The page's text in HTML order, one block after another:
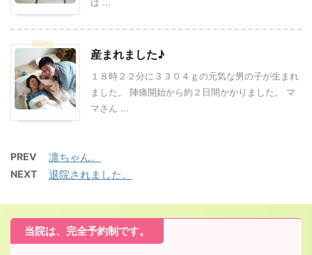
産まれました♪
１８時２２分に３３０４ｇの元気な男の子が生まれ
ました。 陣痛開始から約２日間かかりました。 マ
マさん ...
PREV 凛ちゃん。
NEXT 退院されました。
当院は、完全予約制です。